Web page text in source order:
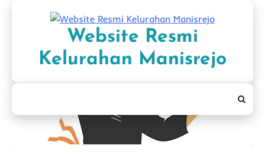
Website Resmi
Kelurahan Manisrejo